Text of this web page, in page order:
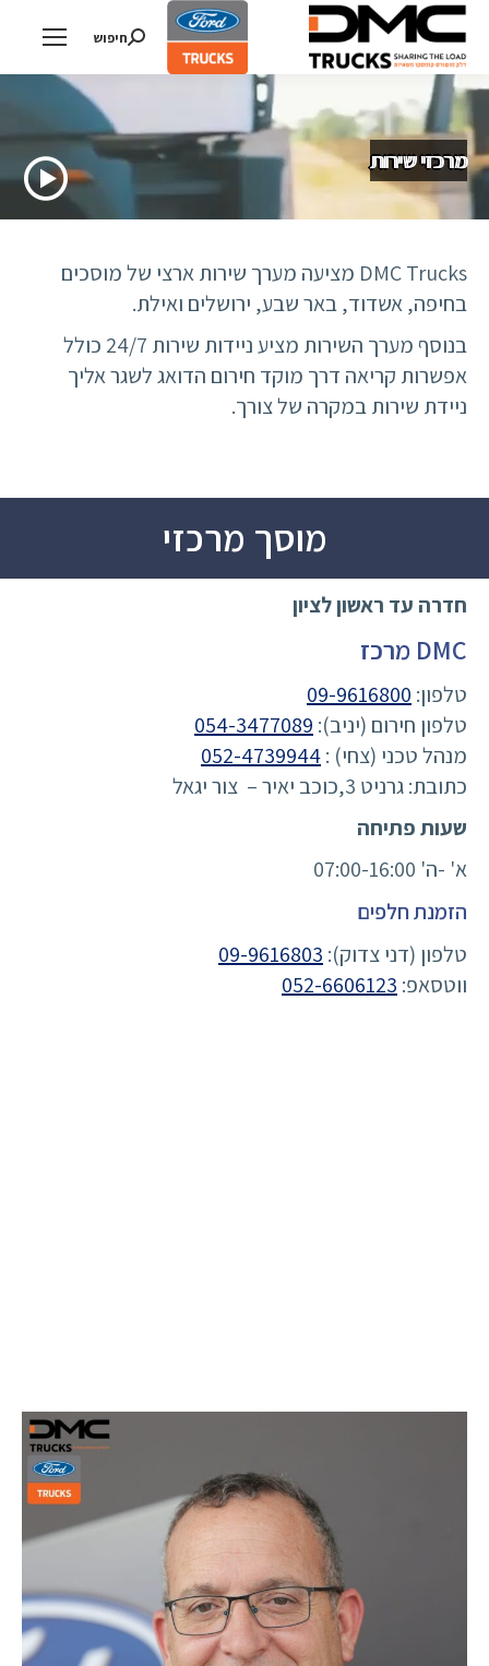
Search:
חיפוש
מרכזי שירות
DMC Trucks מציעה מערך שירות ארצי של מוסכים
בחיפה, אשדוד, באר שבע, ירושלים ואילת.
בנוסף מערך השירות מציע ניידות שירות 24/7 כולל
אפשרות קריאה דרך מוקד חירום הדואג לשגר אליך
ניידת שירות במקרה של צורך.
מוסך מרכזי
חדרה עד ראשון לציון
DMC מרכז
טלפון: 09-9616800
טלפון חירום (יניב): 054-3477089
מנהל טכני (צחי) :052-4739944
כתובת: גרניט 3,כוכב יאיר – צור יגאל
שעות פתיחה
א' -ה' 07:00-16:00
הזמנת חלפים
טלפון (דני צדוק): 09-9616803
ווטסאפ: 052-6606123